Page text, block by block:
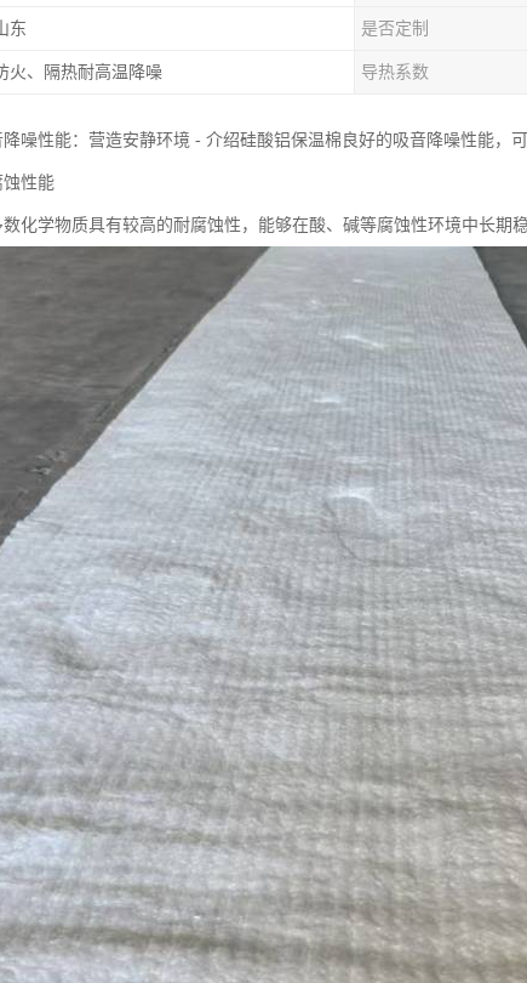
东 是否定制
火、隔热耐高温降噪 导热系数
噪性能：营造安静环境 - 介绍硅酸铝保温棉良好的吸音降噪性能，
性能
化学物质具有较高的耐腐蚀性，能够在酸、碱等腐蚀性环境中长期稳